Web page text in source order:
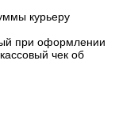
курьеру
при оформлении
чек об